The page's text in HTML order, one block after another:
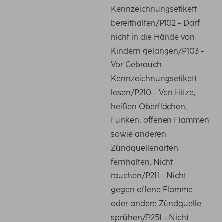
Kennzeichnungsetikett
bereithalten/P102 - Darf
nicht in die Hände von
Kindern gelangen/P103 -
Vor Gebrauch
Kennzeichnungsetikett
lesen/P210 - Von Hitze,
heißen Oberflächen,
Funken, offenen Flammen
sowie anderen
Zündquellenarten
fernhalten. Nicht
rauchen/P211 - Nicht
gegen offene Flamme
oder andere Zündquelle
sprühen/P251 - Nicht